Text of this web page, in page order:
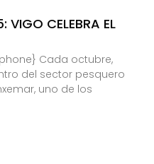
CELEBRA EL
Cada octubre,
del sector pesquero
uno de los